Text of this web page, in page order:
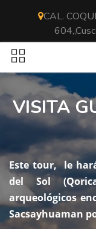
CAL.
VISITA
Este tour, le
del Sol
arqueológicos
Sacsayhuaman